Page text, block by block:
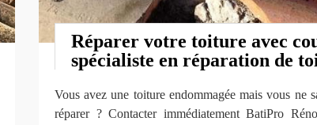
Réparer votre toiture avec
spécialiste en réparation de
Vous avez une toiture endommagée mais vous ne
réparer ? Contacter immédiatement BatiPro